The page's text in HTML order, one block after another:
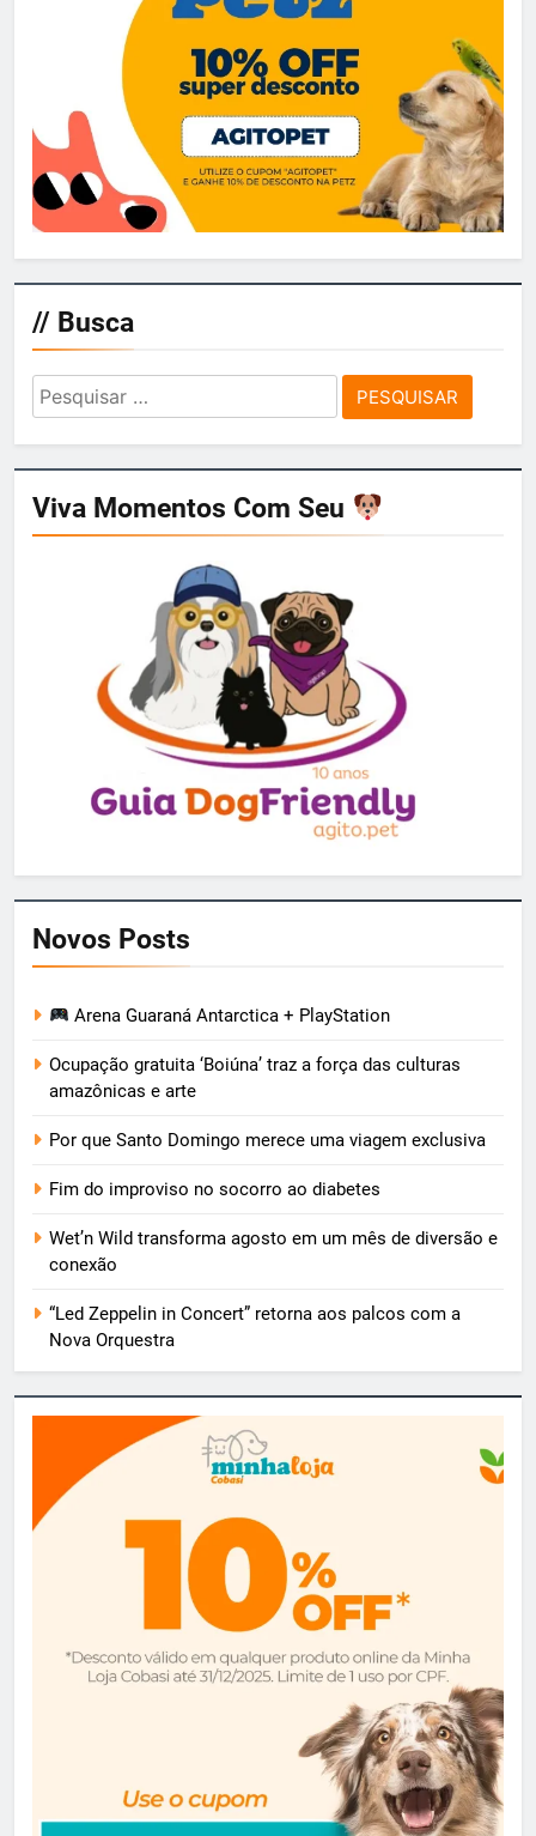
// Busca
Pesquisar
por:
Viva Momentos Com Seu
Novos Posts
Arena Guaraná Antarctica + PlayStation
Ocupação gratuita ‘Boiúna’ traz a força das culturas
amazônicas e arte
Por que Santo Domingo merece uma viagem exclusiva
Fim do improviso no socorro ao diabetes
Wet’n Wild transforma agosto em um mês de diversão e
conexão
“Led Zeppelin in Concert” retorna aos palcos com a
Nova Orquestra